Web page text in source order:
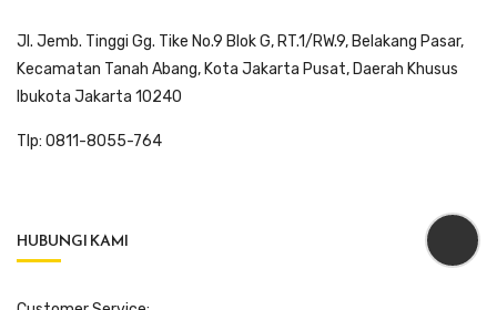
Jl. Jemb. Tinggi Gg. Tike No.9 Blok G, RT.1/RW.9, Belakang Pasar,
Kecamatan Tanah Abang, Kota Jakarta Pusat, Daerah Khusus
Ibukota Jakarta 10240
Tlp: 0811-8055-764
HUBUNGI KAMI